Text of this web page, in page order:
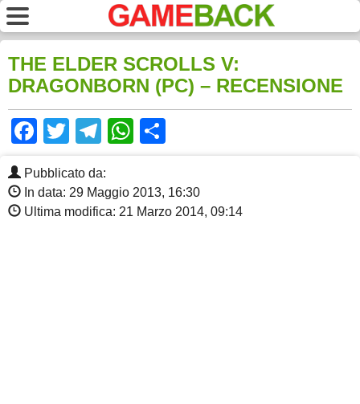
THE ELDER SCROLLS V:
DRAGONBORN (PC) – RECENSIONE
Facebook
TwitterTelegram
WhatsApp
Pubblicato da:
In data: 29 Maggio 2013, 16:30
Ultima modifica: 21 Marzo 2014, 09:14